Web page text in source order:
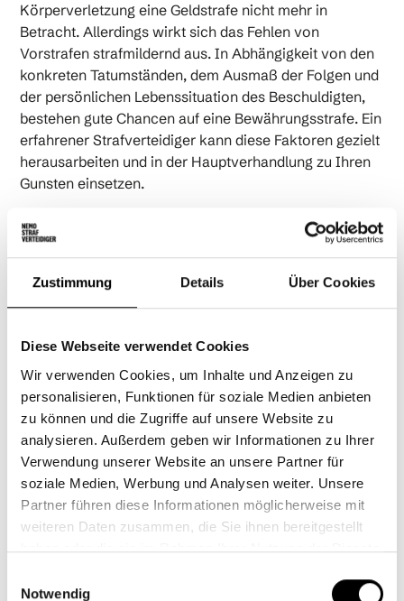
Zustimmung Details Über Cookies
Diese Webseite verwendet Cookies
Wir verwenden Cookies, um Inhalte und Anzeigen zu
personalisieren, Funktionen für soziale Medien anbieten
zu können und die Zugriffe auf unsere Website zu
analysieren. Außerdem geben wir Informationen zu Ihrer
Verwendung unserer Website an unsere Partner für
soziale Medien, Werbung und Analysen weiter. Unsere
Partner führen diese Informationen möglicherweise mit
weiteren Daten zusammen, die Sie ihnen bereitgestellt
haben oder die sie im Rahmen Ihrer Nutzung der Dienste
Notwendig
Körperverletzung eine Geldstrafe nicht mehr in
Betracht. Allerdings wirkt sich das Fehlen von
Vorstrafen strafmildernd aus. In Abhängigkeit von den
konkreten Tatumständen, dem Ausmaß der Folgen und
der persönlichen Lebenssituation des Beschuldigten,
bestehen gute Chancen auf eine Bewährungsstrafe. Ein
erfahrener Strafverteidiger kann diese Faktoren gezielt
herausarbeiten und in der Hauptverhandlung zu Ihren
Gunsten einsetzen.
SCHWERE KÖRPERVERLETZUNG –
VERJÄHRUNG
Körperverletzung, bei der die schwere
Verletzungsfolge nicht absichtlich oder wissentlich
herbeigeführt wurde, 10 Jahre.
In Fällen, in denen die
Verletzungsfolge absichtlich oder wissentlich
herbeigeführt wurde,20 Jahre
. Die Verjährungsfrist
beginnt mit Eintritt der schweren Verletzungsfolge. Ist
diese Frist abgelaufen, kann keine Strafverfolgung
mehr stattfinden. Allerdings kann die Verjährung durch
verschiedene Handlungen der Ermittlungsbehörden
(z.B. Anklageerhebung) unterbrochen werden.